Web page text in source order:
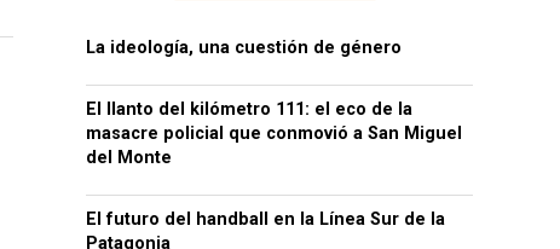
La ideología, una cuestión de género
El llanto del kilómetro 111: el eco de la
masacre policial que conmovió a San Miguel
del Monte
El futuro del handball en la Línea Sur de la
Patagonia